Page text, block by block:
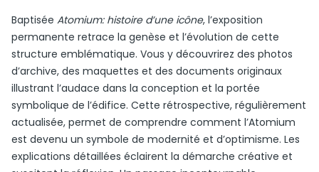
Baptisée Atomium: histoire d’une icône, l’exposition
permanente retrace la genèse et l’évolution de cette
structure emblématique. Vous y découvrirez des photos
d’archive, des maquettes et des documents originaux
illustrant l’audace dans la conception et la portée
symbolique de l’édifice. Cette rétrospective, régulièrement
actualisée, permet de comprendre comment l’Atomium
est devenu un symbole de modernité et d’optimisme. Les
explications détaillées éclairent la démarche créative et